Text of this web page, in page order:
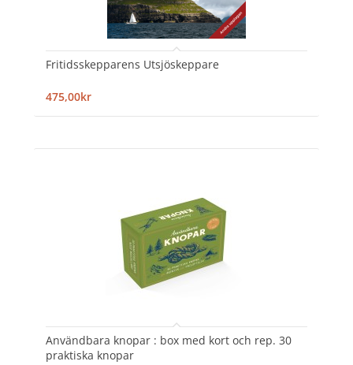
Fritidsskepparens Utsjöskeppare
475,00kr
Användbara knopar : box med kort och rep. 30
praktiska knopar